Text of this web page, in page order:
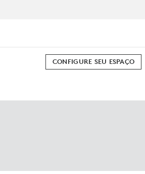
CONFIGURE SEU ESPAÇO